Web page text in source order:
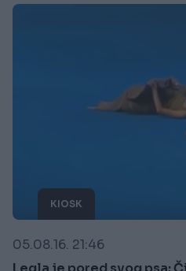
KIOSK
05.08.16. 21:46